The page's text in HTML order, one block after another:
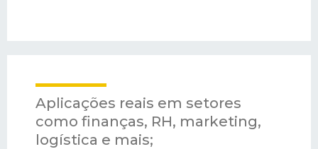
Aplicações reais em setores
como finanças, RH, marketing,
logística e mais;